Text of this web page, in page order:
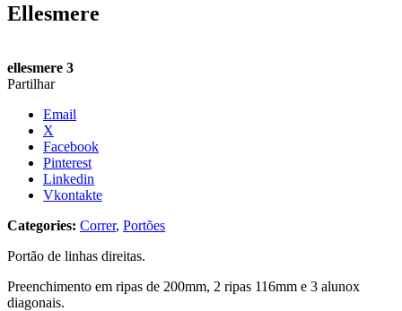
Ellesmere
ellesmere 3
Partilhar
Email
X
Facebook
Pinterest
Linkedin
Vkontakte
Categories: Correr, Portões
Portão de linhas direitas.
Preenchimento em ripas de 200mm, 2 ripas 116mm e 3 alunox
diagonais.